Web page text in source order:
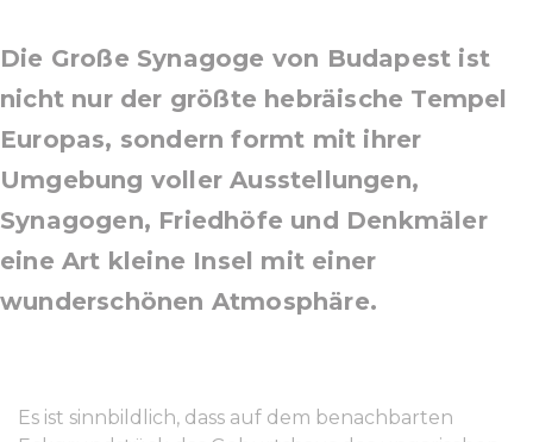
Die Große Synagoge von Budapest ist
nicht nur der größte hebräische Tempel
Europas, sondern formt mit ihrer
Umgebung voller Ausstellungen,
Synagogen, Friedhöfe und Denkmäler
eine Art kleine Insel mit einer
wunderschönen Atmosphäre.
Es ist sinnbildlich, dass auf dem benachbarten